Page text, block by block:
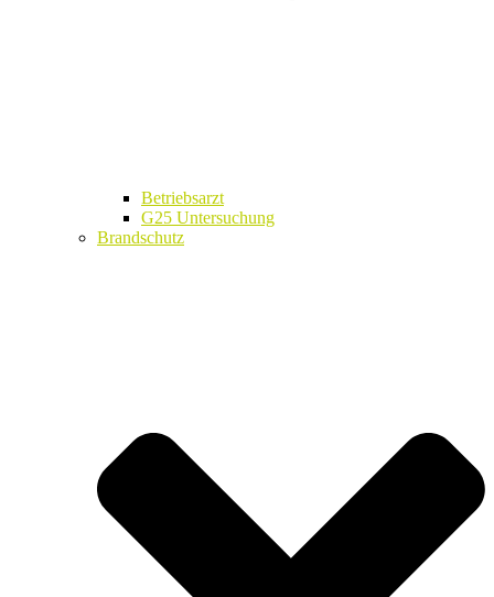
Betriebsarzt
G25 Untersuchung
Brandschutz